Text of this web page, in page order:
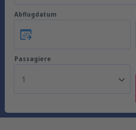
Abflugdatum
Passagiere
1